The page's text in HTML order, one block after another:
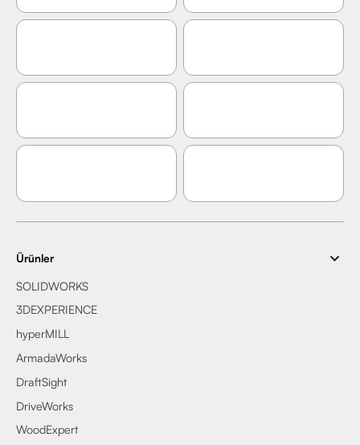
Ürünler
SOLIDWORKS
3DEXPERIENCE
hyperMILL
ArmadaWorks
DraftSight
DriveWorks
WoodExpert